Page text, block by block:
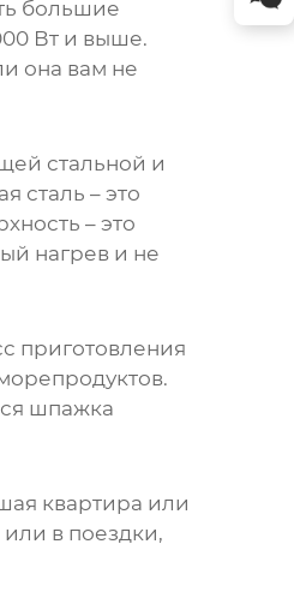
большие
Вт и выше.
она вам не
стальной и
сталь – это
– это
нагрев и не
приготовления
шпажка
квартира или
в поездки,